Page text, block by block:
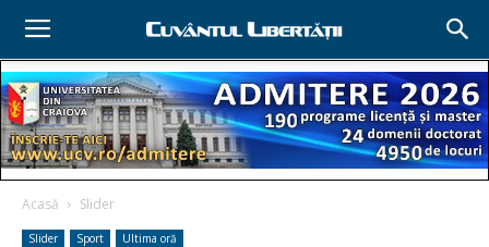
Acasă Slider
Slider Sport Ultima oră